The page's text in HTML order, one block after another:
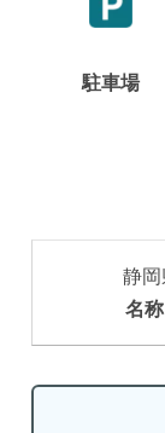
駐車場
静岡
名